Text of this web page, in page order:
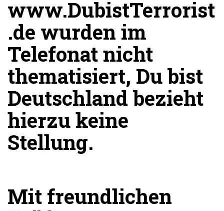
www.DubistTerrorist
.de wurden im
Telefonat nicht
thematisiert, Du bist
Deutschland bezieht
hierzu keine
Stellung.
Mit freundlichen